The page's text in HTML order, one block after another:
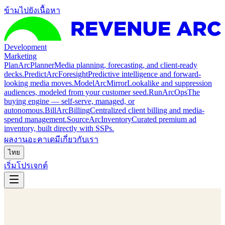
ข้ามไปยังเนื้อหา
Development
Marketing
PlanArcPlannerMedia planning, forecasting, and client-ready
decks.PredictArcForesightPredictive intelligence and forward-
looking media moves.ModelArcMirrorLookalike and suppression
audiences, modeled from your customer seed.RunArcOpsThe
buying engine — self-serve, managed, or
autonomous.BillArcBillingCentralized client billing and media-
spend management.SourceArcInventoryCurated premium ad
inventory, built directly with SSPs.
ผลงานอะคาเดมีเกี่ยวกับเรา
ไทย
เริ่มโปรเจกต์